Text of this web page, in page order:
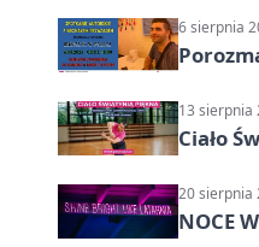
6 sierpnia
13 sierpnia
Ciało
20 sierpnia
NOCE